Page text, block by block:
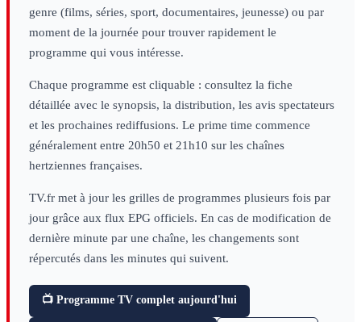
genre (films, séries, sport, documentaires, jeunesse) ou par
moment de la journée pour trouver rapidement le
programme qui vous intéresse.
Chaque programme est cliquable : consultez la fiche
détaillée avec le synopsis, la distribution, les avis spectateurs
et les prochaines rediffusions. Le prime time commence
généralement entre 20h50 et 21h10 sur les chaînes
hertziennes françaises.
TV.fr met à jour les grilles de programmes plusieurs fois par
jour grâce aux flux EPG officiels. En cas de modification de
dernière minute par une chaîne, les changements sont
répercutés dans les minutes qui suivent.
📺 Programme TV complet aujourd'hui